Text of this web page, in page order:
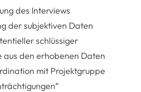
des Interviews
der subjektiven Daten
schlüssiger
aus den erhobenen Daten
mit Projektgruppe